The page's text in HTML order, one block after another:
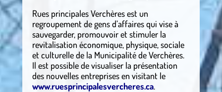
Rues principales Verchères est un
regroupement de gens d’affaires qui vise à
sauvegarder, promouvoir et stimuler la
revitalisation économique, physique, sociale
et culturelle de la Municipalité de Verchères.
Il est possible de visualiser la présentation
des nouvelles entreprises en visitant le
www.ruesprincipalesvercheres.ca.